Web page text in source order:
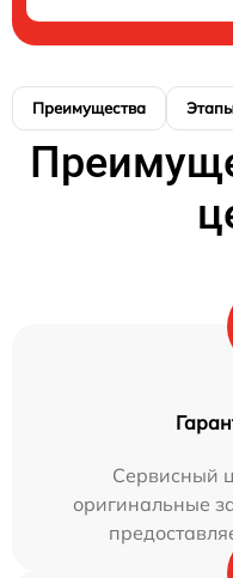
Преимущества
Сервисный
оригинальные